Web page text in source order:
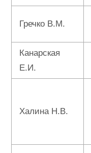
Гречко В.М.
Канарская
Е.И.
Халина Н.В.